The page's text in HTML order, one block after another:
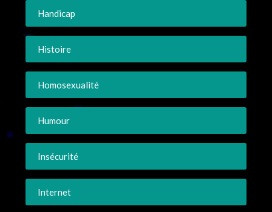
Handicap
Histoire
Homosexualité
Humour
Insécurité
Internet